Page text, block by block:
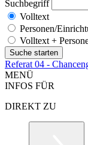
Suchbegriff
Volltext
Personen/
Volltext +
Referat 04 -
MENÜ
INFOS FÜR
DIREKT ZU